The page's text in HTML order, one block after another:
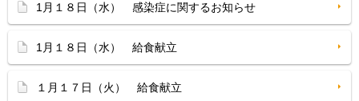
1月１８日（水） 感染症に関するお知らせ
1月１８日（水） 給食献立
１月１７日（火） 給食献立